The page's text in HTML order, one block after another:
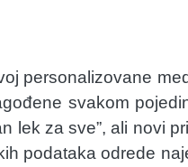
personalizovane
svakom
lek za sve”, ali novi
podataka odrede